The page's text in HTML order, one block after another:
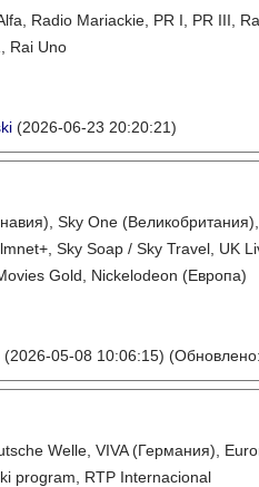
Radio Mariackie, PR I, PR III,
Rai Uno
(2026-06-23 20:20:21)
Sky One
Sky Soap / Sky Travel, UK
Gold, Nickelodeon (Европа)
(2026-05-08 10:06:15)
Welle, VIVA (Германия),
program, RTP Internacional